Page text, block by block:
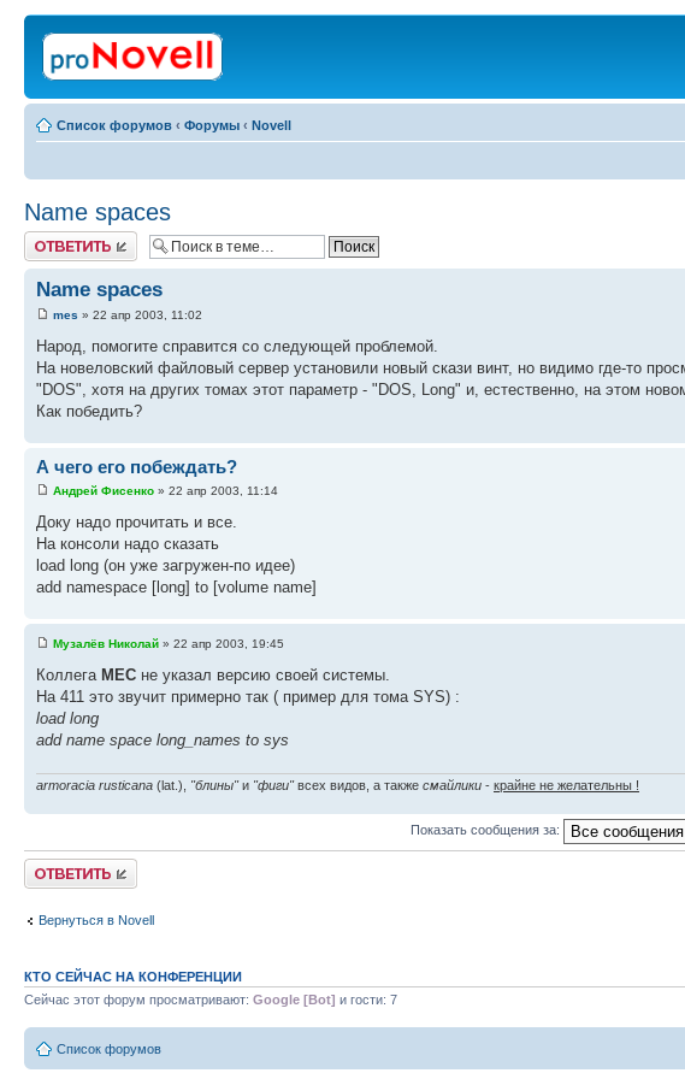
Список форумов ‹ Форумы ‹ Novell
Name spaces
Ответить
Name spaces
mes » 22 апр 2003, 11:02
Народ, помогите справится со следующей проблемой.
На новеловский файловый сервер установили новый скази винт, но видимо где-то
"DOS", хотя на других томах этот параметр - "DOS, Long" и, естественно, на этом
Как победить?
А чего его побеждать?
Андрей Фисенко » 22 апр 2003, 11:14
Доку надо прочитать и все.
На консоли надо сказать
load long (он уже загружен-по идее)
add namespace [long] to [volume name]
Музалёв Николай » 22 апр 2003, 19:45
Коллега МЕС не указал версию своей системы.
На 411 это звучит примерно так ( пример для тома SYS) :
load long
add name space long_names to sys
armoracia rusticana (lat.), "блины"и "фиги"всех видов, а также смайлики - крайне не желательны !
Показать сообщения за:
Ответить
Вернуться в Novell
КТО СЕЙЧАС НА КОНФЕРЕНЦИИ
Сейчас этот форум просматривают: Google [Bot] и гости: 7
Список форумов